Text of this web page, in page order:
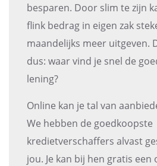
besparen. Door slim te zijn
flink bedrag in eigen zak
maandelijks meer uitgeven.
dus: waar vind je snel de
lening?
Online kan je tal van
We hebben de goedkoopste
kredietverschaffers alvast
jou. Je kan bij hen gratis een